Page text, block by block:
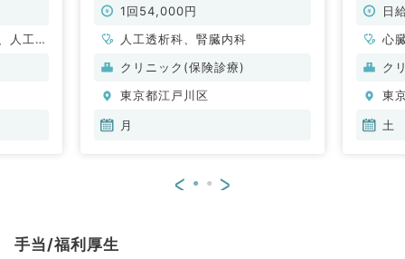
人工透
科／非常勤）
1回54,000円
人工透析科、腎臓内科
クリニック(保険診療)
東京都江戸川区
月
勤） 日
心
析
ク
東
土
< >
手当/福利厚生